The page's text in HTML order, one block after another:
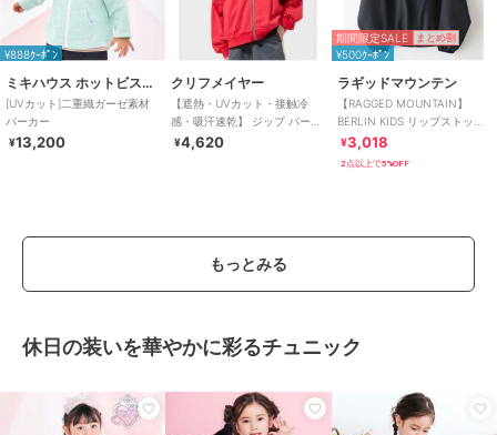
¥888ｸｰﾎﾟﾝ
ミキハウス ホットビスケッツ
[UVカット]二重織ガーゼ素材
パーカー
¥13,200
クリフメイヤー
【遮熱・UVカット・接触冷
感・吸汗速乾】 ジップ パーカ
ー 120cm～170cm
¥4,620
期間限定SALE まとめ割
¥500ｸｰﾎﾟﾝ
ラギッドマウンテン
【RAGGED MOUNTAIN】
BERLIN KIDS リップストップ
ポケッタブルパーカー 撥水
¥3,018
2点以上で5%OFF
もっとみる
休日の装いを華やかに彩るチュニック